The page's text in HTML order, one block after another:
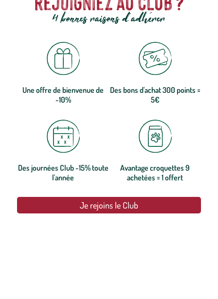
4 bonnes raisons d'adhérer
Une offre de bienvenue de
-10%
Des bons d'achat 300 points =
5€
Des journées Club -15% toute
l'année
Avantage croquettes 9
achetées = 1 offert
Je rejoins le Club